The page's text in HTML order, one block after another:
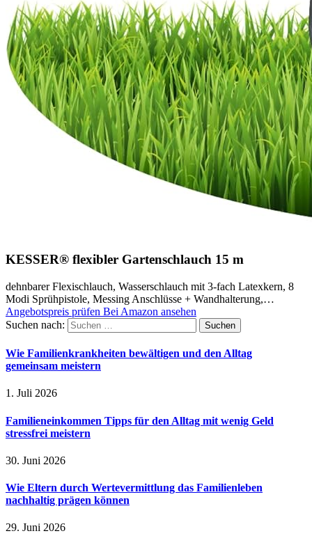
KESSER® flexibler Gartenschlauch 15 m
dehnbarer Flexischlauch, Wasserschlauch mit 3-fach Latexkern, 8
Modi Sprühpistole, Messing Anschlüsse + Wandhalterung,…
Angebotspreis prüfen Bei Amazon ansehen
Suchen nach:
Wie Familienkrankheiten bewältigen und den Alltag
gemeinsam meistern
1. Juli 2026
Familieneinkommen Tipps für den Alltag mit wenig Geld
stressfrei meistern
30. Juni 2026
Wie Eltern durch Wertevermittlung das Familienleben
nachhaltig prägen können
29. Juni 2026